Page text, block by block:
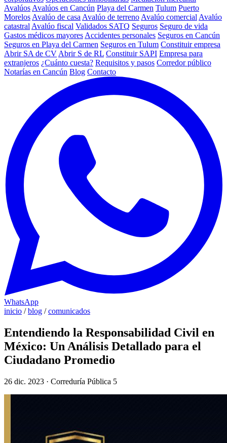
Avalúos Avalúos en Cancún Playa del Carmen Tulum Puerto
Morelos Avalúo de casa Avalúo de terreno Avalúo comercial Avalúo
catastral Avalúo fiscal Validados SATQ Seguros Seguro de vida
Gastos médicos mayores Accidentes personales Seguros en Cancún
Seguros en Playa del Carmen Seguros en Tulum Constituir empresa
Abrir SA de CV Abrir S de RL Constituir SAPI Empresa para
extranjeros ¿Cuánto cuesta? Requisitos y pasos Corredor público
Notarías en Cancún Blog Contacto
WhatsApp
inicio / blog / comunicados
Entendiendo la Responsabilidad Civil en
México: Un Análisis Detallado para el
Ciudadano Promedio
26 dic. 2023 · Correduría Pública 5